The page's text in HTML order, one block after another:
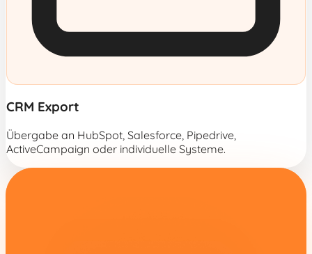
CRM Export
Übergabe an HubSpot, Salesforce, Pipedrive,
ActiveCampaign oder individuelle Systeme.